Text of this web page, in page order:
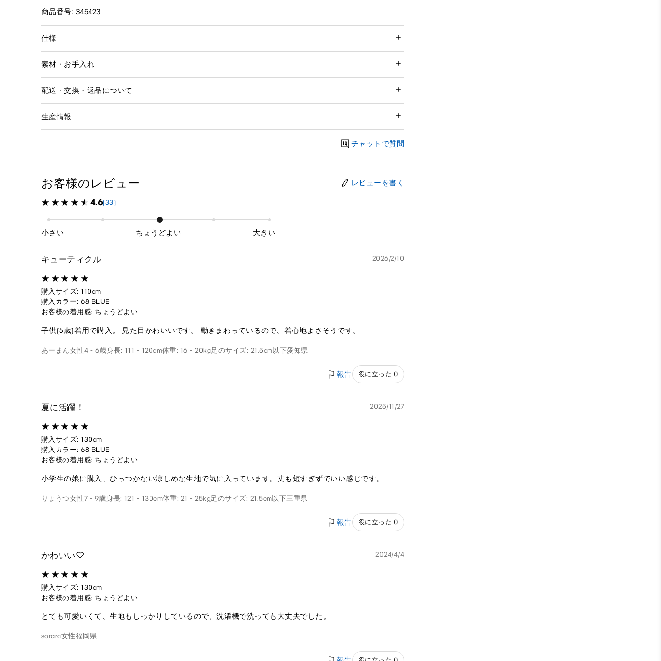
商品番号: 345423
仕様
素材・お手入れ
配送・交換・返品について
生産情報
チャットで質問
お客様のレビュー レビューを書く
4.6(33)
小さい ちょうどよい 大きい
キューティクル 2026/2/10
購入サイズ: 110cm
購入カラー: 68 BLUE
お客様の着用感: ちょうどよい
子供(6歳)着用で購入。 見た目かわいいです。 動きまわっているので、着心地よさそうです。
あーまん女性4 - 6歳身長: 111 - 120cm体重: 16 - 20kg足のサイズ: 21.5cm以下愛知県
報告 役に立った 0
夏に活躍！ 2025/11/27
購入サイズ: 130cm
購入カラー: 68 BLUE
お客様の着用感: ちょうどよい
小学生の娘に購入、ひっつかない涼しめな生地で気に入っています。丈も短すぎずでいい感じです。
りょうつ女性7 - 9歳身長: 121 - 130cm体重: 21 - 25kg足のサイズ: 21.5cm以下三重県
報告 役に立った 0
かわいい♡ 2024/4/4
購入サイズ: 130cm
お客様の着用感: ちょうどよい
とても可愛いくて、生地もしっかりしているので、洗濯機で洗っても大丈夫でした。
sorara女性福岡県